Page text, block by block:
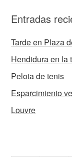
Entradas
Tarde en Plaza
Hendidura en la
Pelota de tenis
Esparcimiento
Louvre